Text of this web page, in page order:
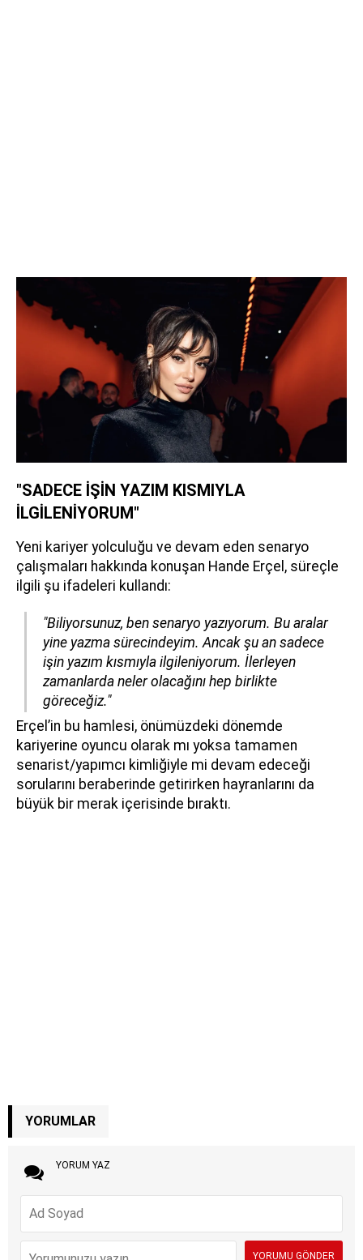
"SADECE İŞİN YAZIM KISMIYLA
İLGİLENİYORUM"
Yeni kariyer yolculuğu ve devam eden senaryo
çalışmaları hakkında konuşan Hande Erçel, süreçle
ilgili şu ifadeleri kullandı:
"Biliyorsunuz, ben senaryo yazıyorum. Bu aralar
yine yazma sürecindeyim. Ancak şu an sadece
işin yazım kısmıyla ilgileniyorum. İlerleyen
zamanlarda neler olacağını hep birlikte
göreceğiz."
Erçel’in bu hamlesi, önümüzdeki dönemde
kariyerine oyuncu olarak mı yoksa tamamen
senarist/yapımcı kimliğiyle mi devam edeceği
sorularını beraberinde getirirken hayranlarını da
büyük bir merak içerisinde bıraktı.
YORUMLAR
YORUM YAZ